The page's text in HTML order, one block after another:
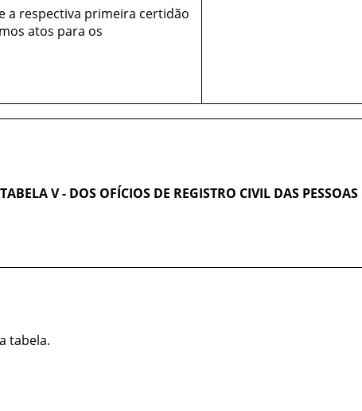
a respectiva primeira certidão
atos para os
V - DOS OFÍCIOS DE REGISTRO CIVIL DAS
tabela.